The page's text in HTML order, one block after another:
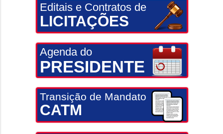
Editais e Contratos de
LICITAÇÕES
Agenda do
PRESIDENTE
Transição de Mandato
CATM